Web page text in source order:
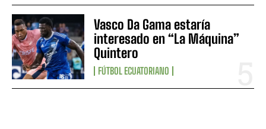
Vasco Da Gama estaría
interesado en “La Máquina”
Quintero
FÚTBOL ECUATORIANO